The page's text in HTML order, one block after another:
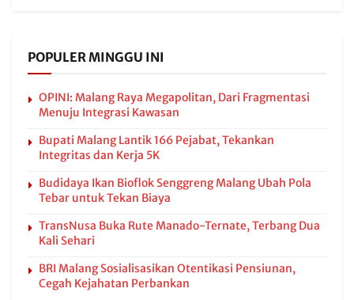
POPULER MINGGU INI
OPINI: Malang Raya Megapolitan, Dari Fragmentasi
Menuju Integrasi Kawasan
Bupati Malang Lantik 166 Pejabat, Tekankan
Integritas dan Kerja 5K
Budidaya Ikan Bioflok Senggreng Malang Ubah Pola
Tebar untuk Tekan Biaya
TransNusa Buka Rute Manado-Ternate, Terbang Dua
Kali Sehari
BRI Malang Sosialisasikan Otentikasi Pensiunan,
Cegah Kejahatan Perbankan